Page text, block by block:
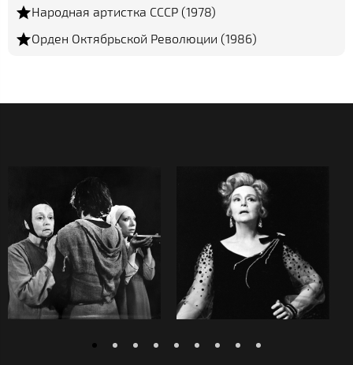
Народная артистка СССР (1978)
Орден Октябрьской Революции (1986)